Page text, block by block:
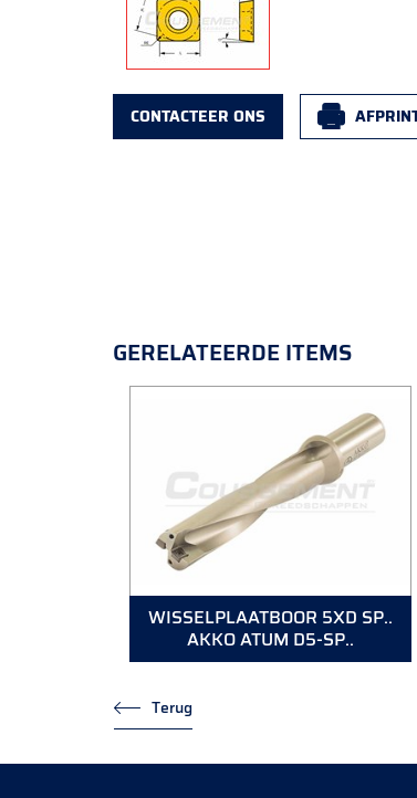
CONTACTEER ONS
GERELATEERDE ITEMS
WISSELPLAATBOOR 5XD SP..
AKKO ATUM D5-SP..
Terug